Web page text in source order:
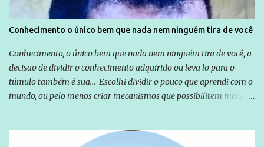
Conhecimento o único bem que nada nem ninguém tira de você
Conhecimento, o único bem que nada nem ninguém tira de você, a
decisão de dividir o conhecimento adquirido ou leva lo para o
túmulo também é sua... Escolhi dividir o pouco que aprendi com o
mundo, ou pelo menos criar mecanismos que possibilitem mais e
empreendedor da comunicação, que além de informação